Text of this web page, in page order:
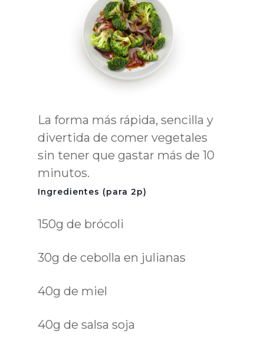
La forma más rápida, sencilla y
divertida de comer vegetales
sin tener que gastar más de 10
minutos.
Ingredientes (para 2p)
150g de brócoli
30g de cebolla en julianas
40g de miel
40g de salsa soja